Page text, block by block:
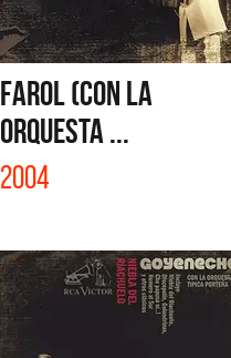
FAROL (CON LA
ORQUESTA ...
2004